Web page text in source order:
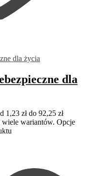
dla
1,23 zł do 92,25 zł
wiele wariantów. Opcje